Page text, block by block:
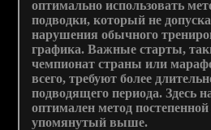
оптимально использовать
подводки, который не
нарушения обычного
графика. Важные старты,
чемпионат страны или
всего, требуют более
подводящего периода. Здесь
оптимален метод
упомянутый выше.